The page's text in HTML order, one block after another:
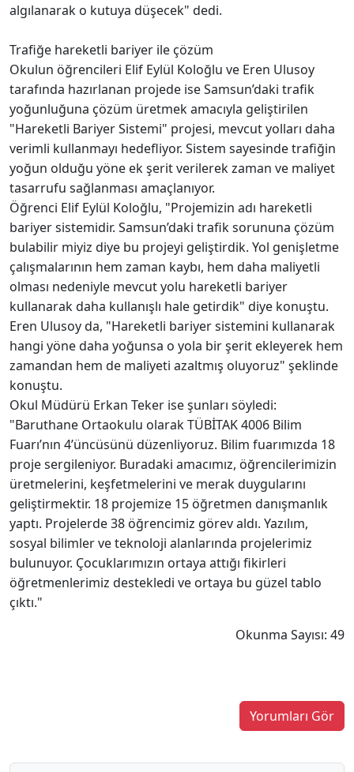
algılanarak o kutuya düşecek" dedi.
Trafiğe hareketli bariyer ile çözüm
Okulun öğrencileri Elif Eylül Koloğlu ve Eren Ulusoy
tarafında hazırlanan projede ise Samsun’daki trafik
yoğunluğuna çözüm üretmek amacıyla geliştirilen
"Hareketli Bariyer Sistemi" projesi, mevcut yolları daha
verimli kullanmayı hedefliyor. Sistem sayesinde trafiğin
yoğun olduğu yöne ek şerit verilerek zaman ve maliyet
tasarrufu sağlanması amaçlanıyor.
Öğrenci Elif Eylül Koloğlu, "Projemizin adı hareketli
bariyer sistemidir. Samsun’daki trafik sorununa çözüm
bulabilir miyiz diye bu projeyi geliştirdik. Yol genişletme
çalışmalarının hem zaman kaybı, hem daha maliyetli
olması nedeniyle mevcut yolu hareketli bariyer
kullanarak daha kullanışlı hale getirdik" diye konuştu.
Eren Ulusoy da, "Hareketli bariyer sistemini kullanarak
hangi yöne daha yoğunsa o yola bir şerit ekleyerek hem
zamandan hem de maliyeti azaltmış oluyoruz" şeklinde
konuştu.
Okul Müdürü Erkan Teker ise şunları söyledi:
"Baruthane Ortaokulu olarak TÜBİTAK 4006 Bilim
Fuarı’nın 4’üncüsünü düzenliyoruz. Bilim fuarımızda 18
proje sergileniyor. Buradaki amacımız, öğrencilerimizin
üretmelerini, keşfetmelerini ve merak duygularını
geliştirmektir. 18 projemize 15 öğretmen danışmanlık
yaptı. Projelerde 38 öğrencimiz görev aldı. Yazılım,
sosyal bilimler ve teknoloji alanlarında projelerimiz
bulunuyor. Çocuklarımızın ortaya attığı fikirleri
öğretmenlerimiz destekledi ve ortaya bu güzel tablo
çıktı."
Okunma Sayısı: 49
Yorumları Gör